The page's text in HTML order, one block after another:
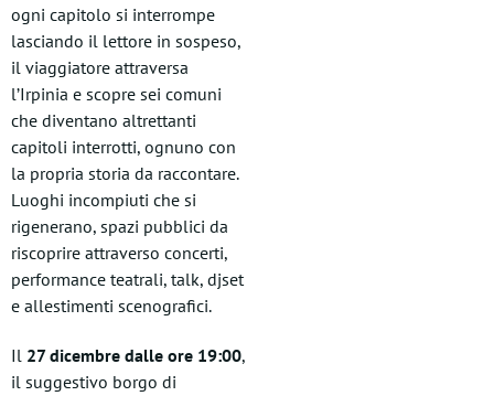
ogni capitolo si interrompe
lasciando il lettore in sospeso,
il viaggiatore attraversa
l’Irpinia e scopre sei comuni
che diventano altrettanti
capitoli interrotti, ognuno con
la propria storia da raccontare.
Luoghi incompiuti che si
rigenerano, spazi pubblici da
riscoprire attraverso concerti,
performance teatrali, talk, djset
e allestimenti scenografici.
Il 27 dicembre dalle ore 19:00,
il suggestivo borgo di